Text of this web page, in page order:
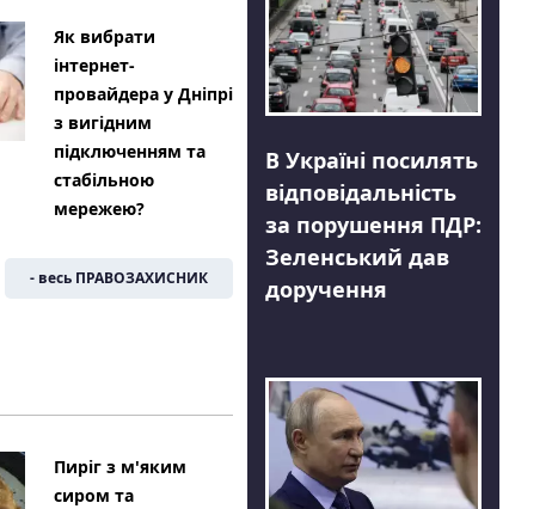
Як вибрати
інтернет-
провайдера у Дніпрі
з вигідним
підключенням та
стабільною
мережею?
- весь ПРАВОЗАХИСНИК
Пиріг з м'яким
сиром та
В Україні посилять
відповідальність
за порушення ПДР:
Зеленський дав
доручення